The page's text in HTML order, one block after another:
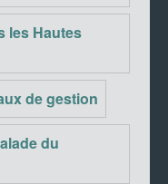
les Hautes
de gestion
du